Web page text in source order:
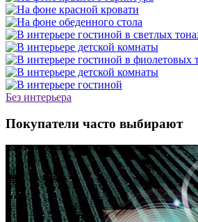
Без интерьера
Покупатели часто выбирают